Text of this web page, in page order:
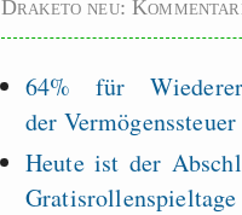
Draketo neu:
64% für
der Vermögenssteuer
Heute ist der